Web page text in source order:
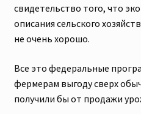
свидетельство того, что
описания сельского
не очень хорошо.
Все это федеральные
фермерам выгоду сверх
получили бы от продажи